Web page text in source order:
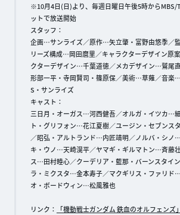
※10月4日(日)より、毎週日曜日午後5時からMBS/
ットで放送開始
スタッフ：
企画…サンライズ／原作…矢立肇・富野由悠季／
リーズ構成…岡田麿里／キャラクターデザイン原
クターデザイン…千葉道徳／メカデザイン…鷲尾
形部一平・寺岡賢司・篠原保／美術…草薙／音
S・サンライズ
キャスト：
三日月・オーガス…河西健吾／オルガ・イツカ…
ト・グリフォン…花江夏樹／ユージン・セブンス
／昭弘・アルトランド…内匠靖明／ノルバ・シノ
キ・ウノ…天崎滉平／ヤマギ・ギルマトン…斉藤
ス…田村睦心／クーデリア・藍那・バーンスタイ
ラ・ミクスタ…金本寿子／マクギリス・ファリド
オ・ボードウィン…松風雅也
リンク： 「機動戦士ガンダム 鉄血のオルフェンズ